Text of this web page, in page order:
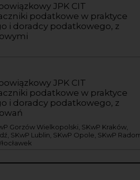
JPK CIT
podatkowe w praktyce
i doradcy podatkowego, z
JPK CIT
podatkowe w praktyce
i doradcy podatkowego, z
Gorzów Wielkopolski, SKwP Kraków,
SKwP Lublin, SKwP Opole, SKwP